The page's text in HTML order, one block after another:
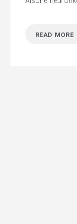
READ MORE